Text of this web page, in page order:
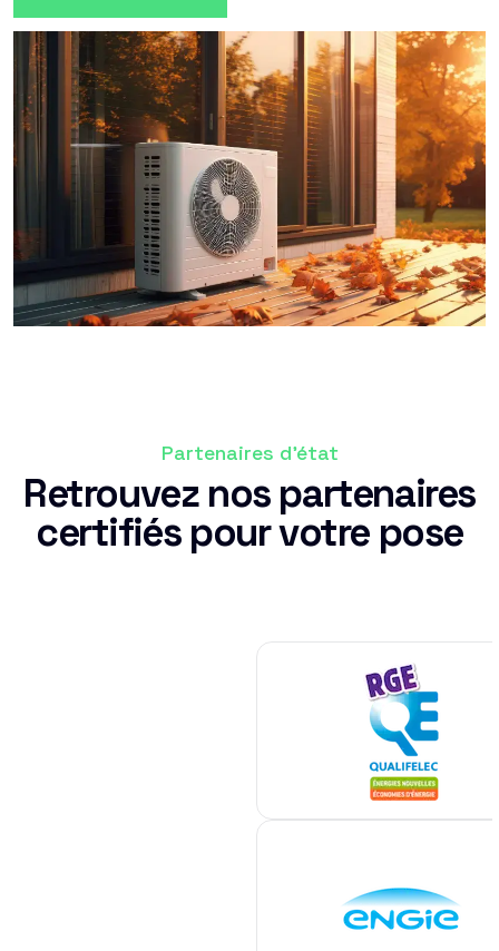
Partenaires d'état
Retrouvez nos partenaires
certifiés pour votre pose